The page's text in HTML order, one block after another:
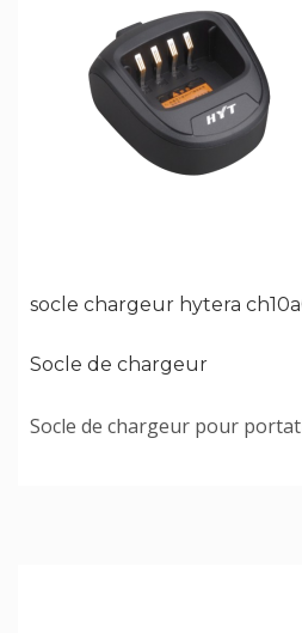
socle chargeur hytera
Socle de chargeur
Socle de chargeur pour